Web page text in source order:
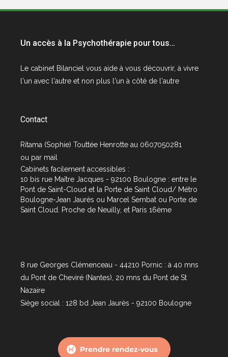
Un accès à la Psychothérapie pour tous…
Le cabinet Bilanciel vous aide à vous découvrir, à vivre
l'un avec l'autre et non plus l'un à côté de l'autre
Contact
Ritama (Sophie) Touttée Henrotte au 0607050281
ou par mail
Cabinets facilement accessibles :
10 bis rue Maître Jacques - 92100 Boulogne : entre le
Pont de Saint-Cloud et la Porte de Saint Cloud/ Métro
Boulogne-Jean Jaurès ou Marcel Sembat ou Porte de
Saint Cloud. Proche de Neuilly, et Paris 16ème
8 rue Georges Clémenceau - 44210 Pornic : à 40 mns
du Pont de Cheviré (Nantes), 20 mns du Pont de St
Nazaire
Siège social : 128 bd Jean Jaurès - 92100 Boulogne